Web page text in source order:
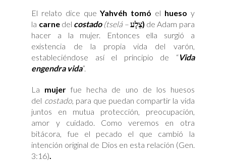
El relato dice que Yahvéh tomó el hueso y
la carnedel costado(tselá – צֵלָע) de Adam para
hacer a la mujer. Entonces ella surgió a
existencia de la propia vida del varón,
estableciéndose así el principio de “Vida
engendra vida”.
La mujer fue hecha de uno de los huesos
del costado, para que puedan compartir la vida
juntos en mutua protección, preocupación,
amor y cuidado. Como veremos en otra
bitácora, fue el pecado el que cambió la
intención original de Dios en esta relación (Gen.
3:16)